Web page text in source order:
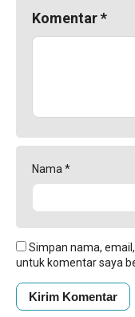
Komentar*
Nama *
Simpan nama,
untuk komentar saya